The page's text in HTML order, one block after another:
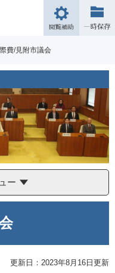
閲
覧
補
費/見附市議会
ー
更新日：2023年8月16日更新